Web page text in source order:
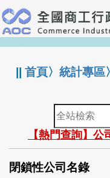
跳
到
主
要
:::
||首頁〉統計專區〉
全
站
檢
索
【熱門查詢】
閉鎖性公司名錄